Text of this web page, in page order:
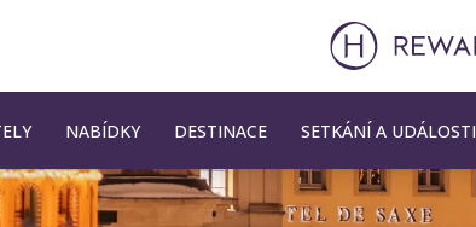
NABÍDKY DESTINACE SETKÁNÍ A UDÁLOSTI